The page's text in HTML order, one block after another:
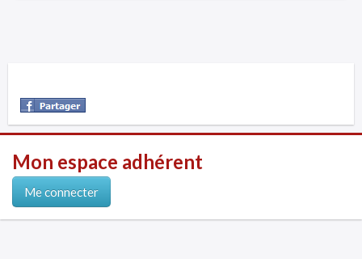
Mon espace adhérent
Me connecter